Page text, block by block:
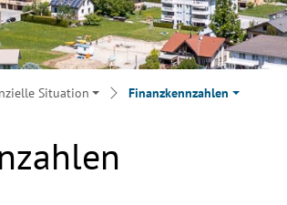
Situation Finanzkennzahlen